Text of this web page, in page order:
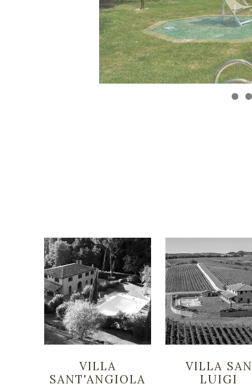
VILLA
SANT'ANGIOLA
VILLA SAN
LUIGI